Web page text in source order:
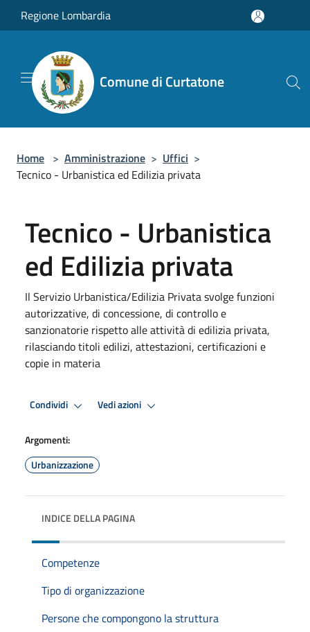
Salta al contenuto principale
Regione Lombardia
Comune di Curtatone
Home > Amministrazione > Uffici >
Tecnico - Urbanistica ed Edilizia privata
Tecnico - Urbanistica
ed Edilizia privata
Il Servizio Urbanistica/Edilizia Privata svolge funzioni
autorizzative, di concessione, di controllo e
sanzionatorie rispetto alle attività di edilizia privata,
rilasciando titoli edilizi, attestazioni, certificazioni e
copie in materia
Condividi Vedi azioni
Argomenti:
Urbanizzazione
INDICE DELLA PAGINA
Competenze
Tipo di organizzazione
Persone che compongono la struttura